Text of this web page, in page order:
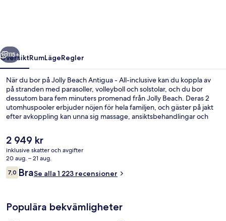
Nästa
115+
ÖversiktRumLägeRegler
När du bor på Jolly Beach Antigua - All-inclusive kan du koppla av
på stranden med parasoller, volleyboll och solstolar, och du bor
dessutom bara fem minuters promenad från Jolly Beach. Deras 2
utomhuspooler erbjuder nöjen för hela familjen, och gäster på jakt
efter avkoppling kan unna sig massage, ansiktsbehandlingar och
restauranger, specialiserar sig på italienska köket och serverar lunch
och middag. Detta boende med all-inclusive erbjuder även gäster
tillgång till 3 barer/lounger, en bar vid poolen och ett fitnesscenter.
Poolen och den hjälpsamma personalen brukar uppskattas av våra
resenärer.
Det
nuvarande
priset
är
2 949 kr
2 949 kr
inklusive skatter och avgifter
20 aug. – 21 aug.
Recensioner
7,07,0 av 10,
BraSe alla 1 223 recensioner
Populära bekvämligheter